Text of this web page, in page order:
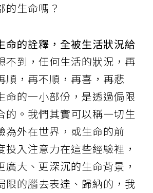
的生命嗎？
命的詮釋，全被生活狀況給
不到，任何生活的狀況，再
順，再不順，再喜，再悲
命的一小部份，是透過侷限
的。我們其實可以稱一切生
為外在世界，或生命的前
投入注意力在這些經驗裡，
廣大、更深沉的生命背景，
限的腦去表達、歸納的，我